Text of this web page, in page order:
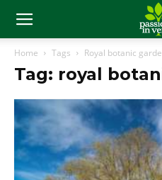
Home Tags Royal botanic
Tag: royal